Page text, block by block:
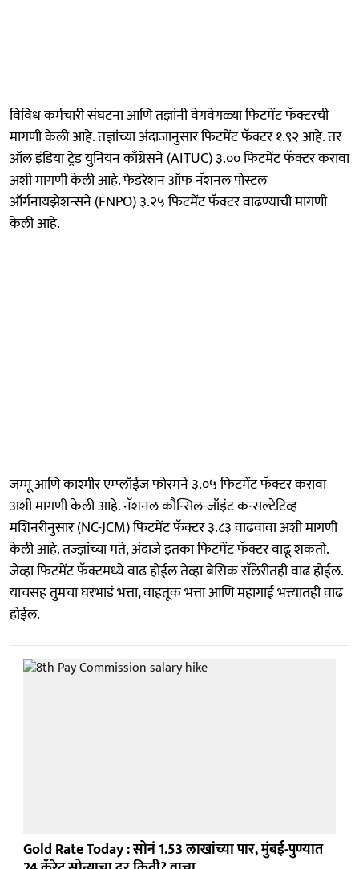
विविध कर्मचारी संघटना आणि तज्ञांनी वेगवेगळ्या फिटमेंट फॅक्टरची
मागणी केली आहे. तज्ञांच्या अंदाजानुसार फिटमेंट फॅक्टर १.९२ आहे. तर
ऑल इंडिया ट्रेड युनियन काँग्रेसने (AITUC) ३.०० फिटमेंट फॅक्टर करावा
अशी मागणी केली आहे. फेडरेशन ऑफ नॅशनल पोस्टल
ऑर्गनायझेशन्सने (FNPO) ३.२५ फिटमेंट फॅक्टर वाढण्याची मागणी
केली आहे.
जम्मू आणि काश्मीर एम्प्लॉईज फोरमने ३.०५ फिटमेंट फॅक्टर करावा
अशी मागणी केली आहे. नॅशनल कौन्सिल-जॉइंट कन्सल्टेटिव्ह
मशिनरीनुसार (NC-JCM) फिटमेंट फॅक्टर ३.८३ वाढवावा अशी मागणी
केली आहे. तज्ज्ञांच्या मते, अंदाजे इतका फिटमेंट फॅक्टर वाढू शकतो.
जेव्हा फिटमेंट फॅक्टमध्ये वाढ होईल तेव्हा बेसिक सॅलेरीतही वाढ होईल.
याचसह तुमचा घरभाडं भत्ता, वाहतूक भत्ता आणि महागाई भत्त्यातही वाढ
होईल.
Gold Rate Today : सोनं 1.53 लाखांच्या पार, मुंबई-पुण्यात